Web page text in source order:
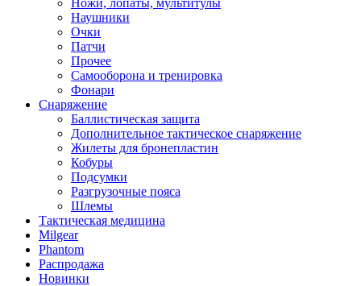
Ножи, лопаты, мультитулы
Наушники
Очки
Патчи
Прочее
Самооборона и тренировка
Фонари
Снаряжение
Баллистическая защита
Дополнительное тактическое снаряжение
Жилеты для бронепластин
Кобуры
Подсумки
Разгрузочные пояса
Шлемы
Тактическая медицина
Milgear
Phantom
Распродажа
Новинки